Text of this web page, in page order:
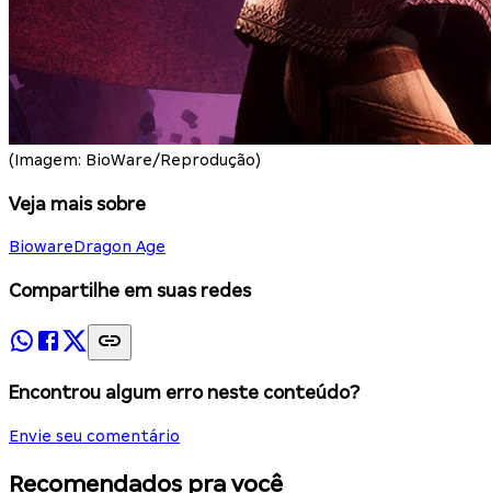
(Imagem: BioWare/Reprodução)
Veja mais sobre
BiowareDragon Age
Compartilhe em suas redes
Encontrou algum erro neste conteúdo?
Envie seu comentário
Recomendados pra você